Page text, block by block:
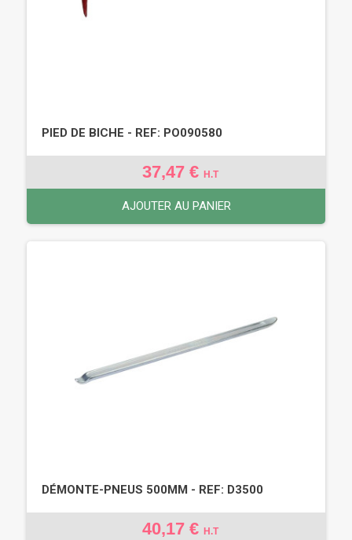
PIED DE BICHE - REF: PO090580
37,47 € H.T
AJOUTER AU PANIER
DÉMONTE-PNEUS 500MM - REF: D3500
40,17 € H.T